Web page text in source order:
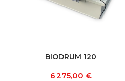
BIODRUM 120
Prix
6 275,00 €